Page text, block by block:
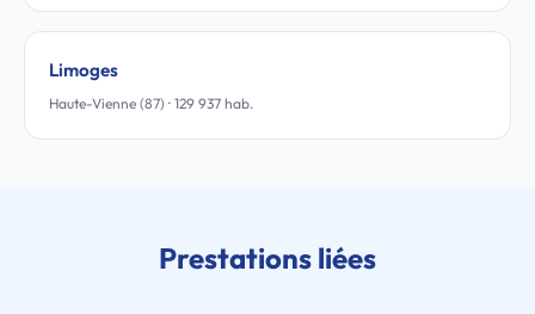
Limoges
Haute-Vienne (87) · 129 937 hab.
Prestations liées